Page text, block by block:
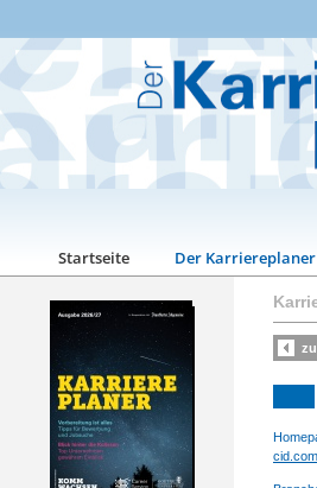
Startseite Der Karriereplaner
cid.com